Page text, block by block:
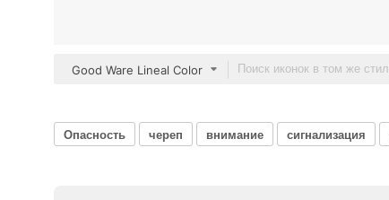
Good Ware Lineal Color
Опасность череп внимание сигнализация